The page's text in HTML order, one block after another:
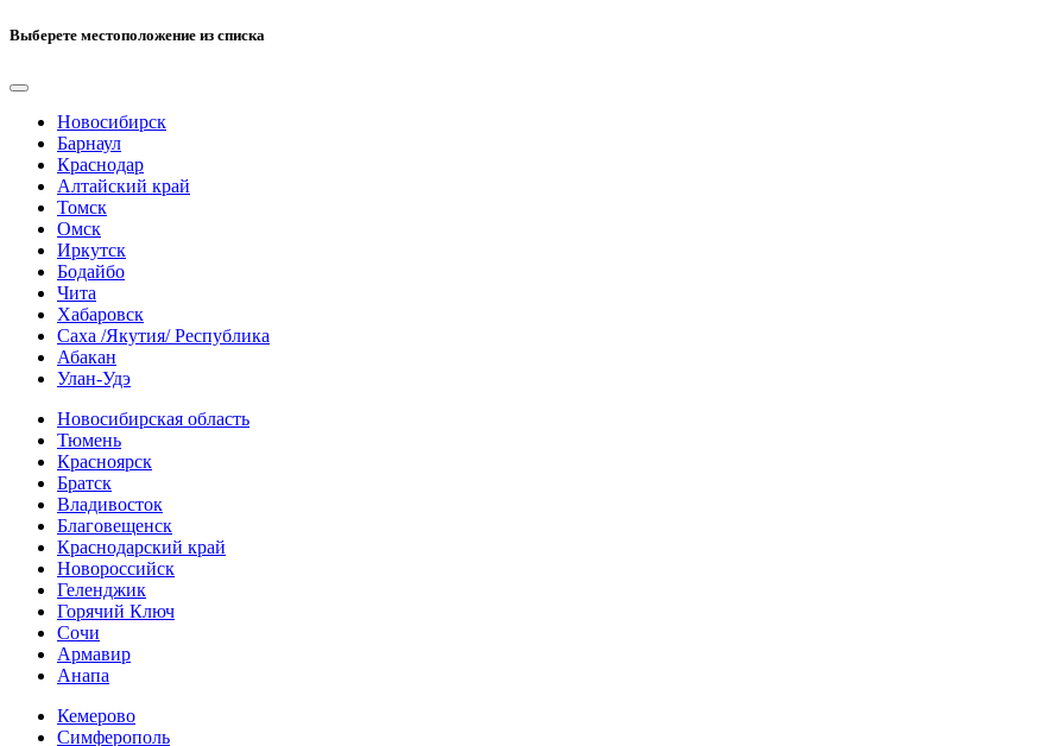
Выберете местоположение из списка
Новосибирск
Барнаул
Краснодар
Алтайский край
Томск
Омск
Иркутск
Бодайбо
Чита
Хабаровск
Саха /Якутия/ Республика
Абакан
Улан-Удэ
Новосибирская область
Тюмень
Красноярск
Братск
Владивосток
Благовещенск
Краснодарский край
Новороссийск
Геленджик
Горячий Ключ
Сочи
Армавир
Анапа
Кемерово
Симферополь